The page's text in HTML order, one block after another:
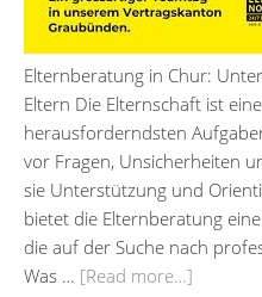
Elternberatung in Chur:
Eltern Die Elternschaft ist
herausforderndsten
vor Fragen, Unsicherheiten
sie Unterstützung und
bietet die Elternberatung
die auf der Suche nach
Was … [Read more…]